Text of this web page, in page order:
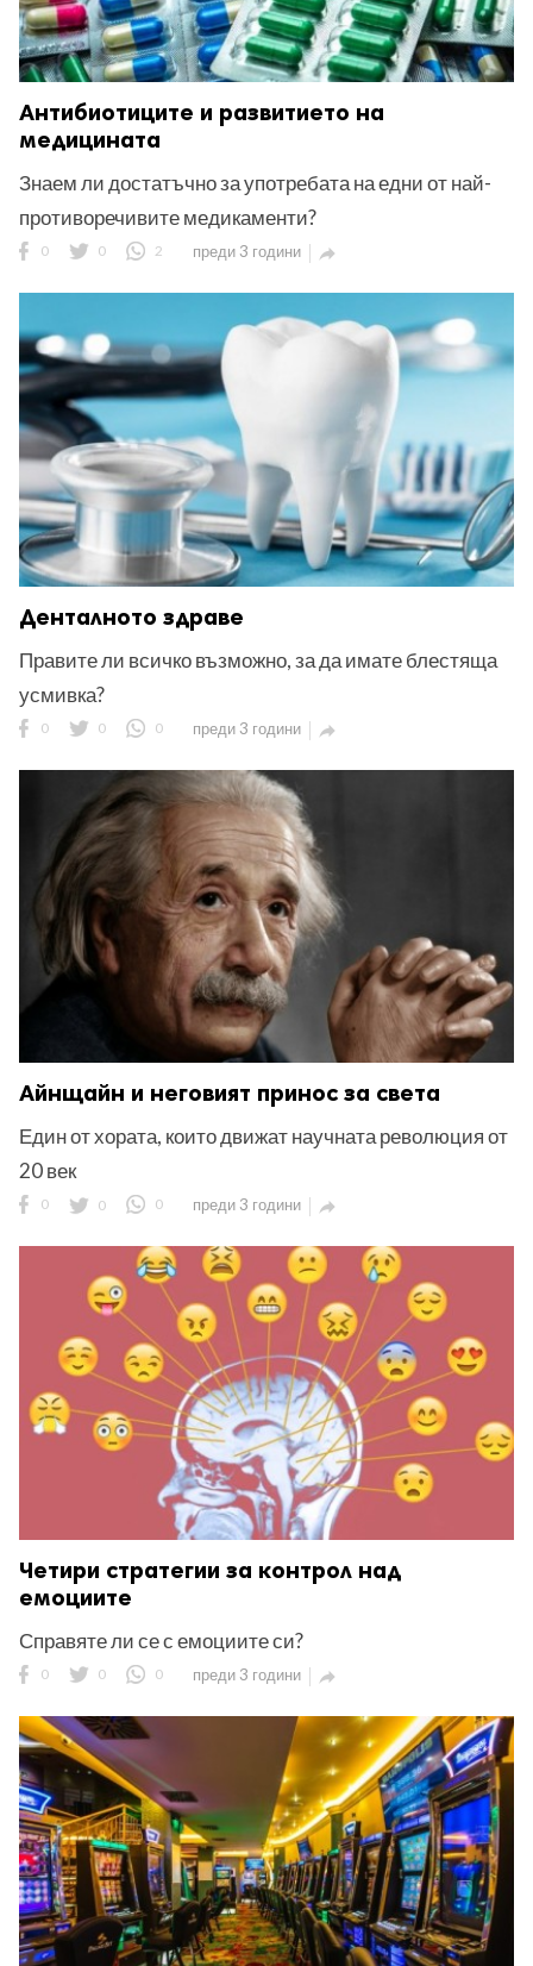
Антибиотиците и развитието на
медицината
Знаем ли достатъчно за употребата на едни от най-
противоречивите медикаменти?
0 0 2 преди 3 години 
Денталното здраве
Правите ли всичко възможно, за да имате блестяща
усмивка?
0 0 0 преди 3 години 
Айнщайн и неговият принос за света
Един от хората, които движат научната революция от
20 век
0 0 0 преди 3 години 
Четири стратегии за контрол над
емоциите
Справяте ли се с емоциите си?
0 0 0 преди 3 години 